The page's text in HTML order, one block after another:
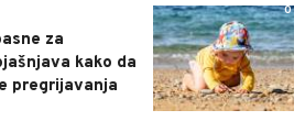
0
za
kako da
pregrijavanja